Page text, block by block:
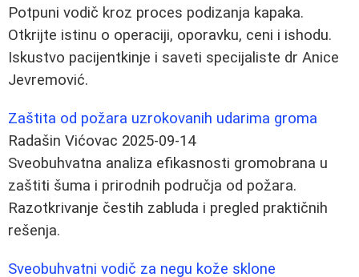
Potpuni vodič kroz proces podizanja kapaka.
Otkrijte istinu o operaciji, oporavku, ceni i ishodu.
Iskustvo pacijentkinje i saveti specijaliste dr Anice
Jevremović.
Zaštita od požara uzrokovanih udarima groma
Radašin Vićovac 2025-09-14
Sveobuhvatna analiza efikasnosti gromobrana u
zaštiti šuma i prirodnih područja od požara.
Razotkrivanje čestih zabluda i pregled praktičnih
rešenja.
Sveobuhvatni vodič za negu kože sklone